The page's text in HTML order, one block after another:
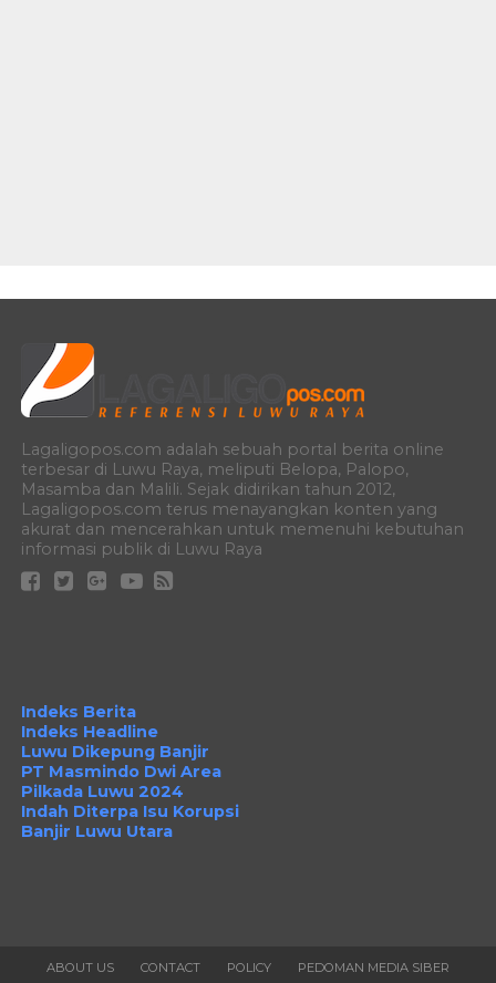
Lagaligopos.com adalah sebuah portal berita online
terbesar di Luwu Raya, meliputi Belopa, Palopo,
Masamba dan Malili. Sejak didirikan tahun 2012,
Lagaligopos.com terus menayangkan konten yang
akurat dan mencerahkan untuk memenuhi kebutuhan
informasi publik di Luwu Raya
Indeks Berita
Indeks Headline
Luwu Dikepung Banjir
PT Masmindo Dwi Area
Pilkada Luwu 2024
Indah Diterpa Isu Korupsi
Banjir Luwu Utara
ABOUT US CONTACT POLICY PEDOMAN MEDIA SIBER